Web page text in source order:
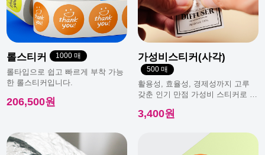
롤스티커 1000 매
롤타입으로 쉽고 빠르게 부착 가능
한 롤스티커입니다.
206,500원
가성비스티커(사각)
500 매
활용성, 효율성, 경제성까지 고루
갖춘 인기 만점 가성비 스티커로 일
3,400원